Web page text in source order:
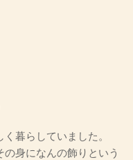
暮らしていました。
身になんの飾りという